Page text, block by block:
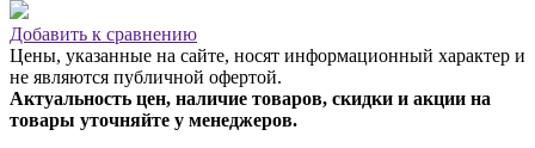
Добавить к сравнению
Цены, указанные на сайте, носят информационный характер и
не являются публичной офертой.
Актуальность цен, наличие товаров, скидки и акции на
товары уточняйте у менеджеров.